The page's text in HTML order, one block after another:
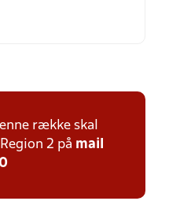
række skal
2 på mail